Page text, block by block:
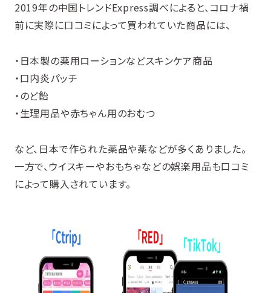
2019年の中国トレンドExpress調べによると、コロナ禍
前に実際に口コミによって買われていた商品には、
・日本製の薬用ローションなどスキンケア商品
・口内炎パッチ
・のど飴
・生理用品や赤ちゃん用のおむつ
など、日本で作られた薬品や薬などが多くありました。
一方で、ウイスキーやおもちゃなどの娯楽用品も口コミ
によって購入されています。